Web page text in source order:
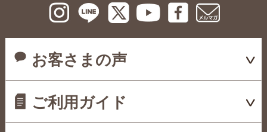
お客さまの声
ご利用ガイド